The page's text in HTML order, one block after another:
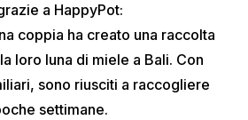
a HappyPot:
coppia ha creato una raccolta
loro luna di miele a Bali. Con
sono riusciti a raccogliere
settimane.